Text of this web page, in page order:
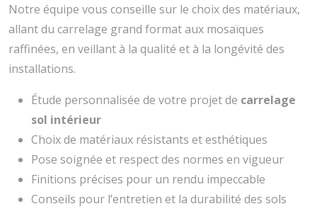
Notre équipe vous conseille sur le choix des matériaux,
allant du carrelage grand format aux mosaïques
raffinées, en veillant à la qualité et à la longévité des
installations.
Étude personnalisée de votre projet de carrelage
sol intérieur
Choix de matériaux résistants et esthétiques
Pose soignée et respect des normes en vigueur
Finitions précises pour un rendu impeccable
Conseils pour l’entretien et la durabilité des sols